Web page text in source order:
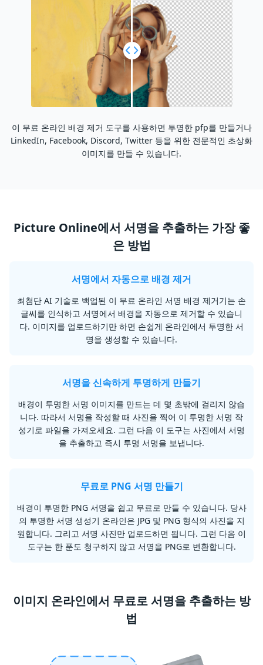
이 무료 온라인 배경 제거 도구를 사용하면 투명한 pfp를 만들거나
LinkedIn, Facebook, Discord, Twitter 등을 위한 전문적인 초상화
이미지를 만들 수 있습니다.
Picture Online에서 서명을 추출하는 가장 좋
은 방법
서명에서 자동으로 배경 제거
최첨단 AI 기술로 백업된 이 무료 온라인 서명 배경 제거기는 손
글씨를 인식하고 서명에서 배경을 자동으로 제거할 수 있습니
다. 이미지를 업로드하기만 하면 손쉽게 온라인에서 투명한 서
명을 생성할 수 있습니다.
서명을 신속하게 투명하게 만들기
배경이 투명한 서명 이미지를 만드는 데 몇 초밖에 걸리지 않습
니다. 따라서 서명을 작성할 때 사진을 찍어 이 투명한 서명 작
성기로 파일을 가져오세요. 그런 다음 이 도구는 사진에서 서명
을 추출하고 즉시 투명 서명을 보냅니다.
무료로 PNG 서명 만들기
배경이 투명한 PNG 서명을 쉽고 무료로 만들 수 있습니다. 당사
의 투명한 서명 생성기 온라인은 JPG 및 PNG 형식의 사진을 지
원합니다. 그리고 서명 사진만 업로드하면 됩니다. 그런 다음 이
도구는 한 푼도 청구하지 않고 서명을 PNG로 변환합니다.
이미지 온라인에서 무료로 서명을 추출하는 방
법